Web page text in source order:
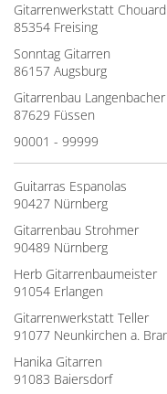
Gitarrenwerkstatt Chouard
85354 Freising
Sonntag Gitarren
86157 Augsburg
Gitarrenbau Langenbacher
87629 Füssen
90001 - 99999
Guitarras Espanolas
90427 Nürnberg
Gitarrenbau Strohmer
90489 Nürnberg
Herb Gitarrenbaumeister
91054 Erlangen
Gitarrenwerkstatt Teller
91077 Neunkirchen a.
Hanika Gitarren
91083 Baiersdorf